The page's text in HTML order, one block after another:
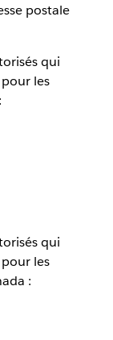
postale
qui
les
qui
les
: